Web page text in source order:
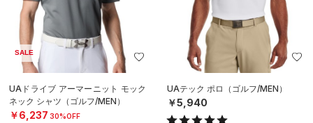
SALE
UAドライブ アーマーニット モック
ネック シャツ（ゴルフ/MEN）
￥6,237 30%OFF
UAテック ポロ（ゴルフ/MEN）
￥5,940